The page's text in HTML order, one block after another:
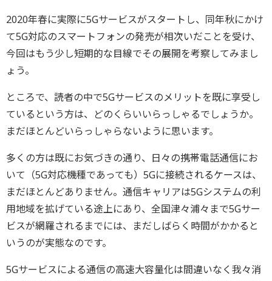
2020年春に実際に5Gサービスがスタートし、同年秋にかけ
て5G対応のスマートフォンの発売が相次いだことを受け、
今回はもう少し短期的な目線でその展開を考察してみまし
ょう。
ところで、読者の中で5Gサービスのメリットを既に享受し
ているという方は、どのくらいいらっしゃるでしょうか。
まだほとんどいらっしゃらないように思います。
多くの方は既にお気づきの通り、日々の携帯電話通信にお
いて（5G対応機種であっても）5Gに接続されるケースは、
まだほとんどありません。通信キャリアは5Gシステムの利
用地域を拡げている途上にあり、全国津々浦々まで5Gサー
ビスが網羅されるまでには、まだしばらく時間がかかると
いうのが実態なのです。
5Gサービスによる通信の高速大容量化は間違いなく我々消